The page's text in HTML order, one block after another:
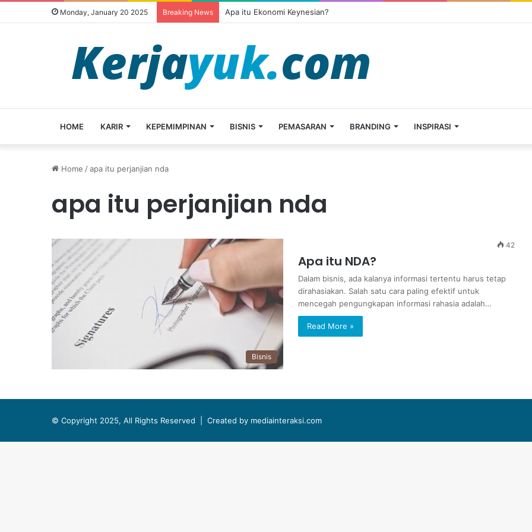
Monday, January 20 2025 Breaking News Apa itu Ekonomi Keynesian?
HOME KARIR KEPEMIMPINAN BISNIS PEMASARAN BRANDING INSPIRASI
Home /apa itu perjanjian nda
apa itu perjanjian nda
Bisnis
42
Apa itu NDA?
Dalam bisnis, ada kalanya informasi tertentu harus tetap
dirahasiakan. Salah satu cara paling efektif untuk
mencegah pengungkapan informasi rahasia adalah…
Read More »
© Copyright 2025, All Rights Reserved | Created by mediainteraksi.com